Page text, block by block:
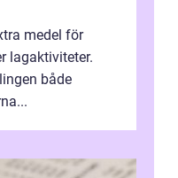
medel för
lagaktiviteter.
både